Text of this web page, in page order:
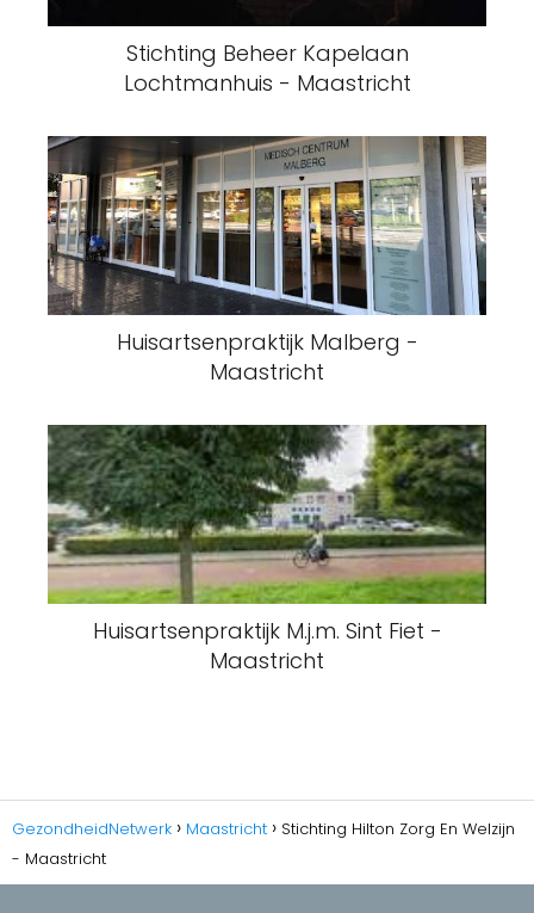
Stichting Beheer Kapelaan
Lochtmanhuis - Maastricht
Huisartsenpraktijk Malberg -
Maastricht
Huisartsenpraktijk M.j.m. Sint Fiet -
Maastricht
GezondheidNetwerk Maastricht
Stichting Hilton Zorg En Welzijn
- Maastricht